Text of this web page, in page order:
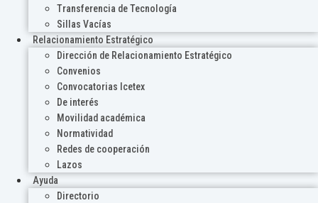
Transferencia de Tecnología
Sillas Vacías
Relacionamiento Estratégico
Dirección de Relacionamiento Estratégico
Convenios
Convocatorias Icetex
De interés
Movilidad académica
Normatividad
Redes de cooperación
Lazos
Ayuda
Directorio